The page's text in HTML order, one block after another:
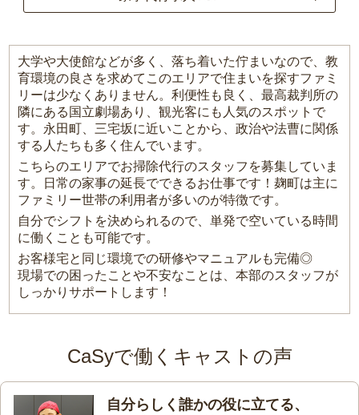
大学や大使館などが多く、落ち着いた佇まいなので、教
育環境の良さを求めてこのエリアで住まいを探すファミ
リーは少なくありません。利便性も良く、最高裁判所の
隣にある国立劇場あり、観光客にも人気のスポットで
す。永田町、三宅坂に近いことから、政治や法曹に関係
する人たちも多く住んでいます。
こちらのエリアでお掃除代行のスタッフを募集していま
す。日常の家事の延長でできるお仕事です！麹町は主に
ファミリー世帯の利用者が多いのが特徴です。
自分でシフトを決められるので、単発で空いている時間
に働くことも可能です。
お客様宅と同じ環境での研修やマニュアルも完備◎
現場での困ったことや不安なことは、本部のスタッフが
しっかりサポートします！
CaSyで働くキャストの声
自分らしく誰かの役に立てる、